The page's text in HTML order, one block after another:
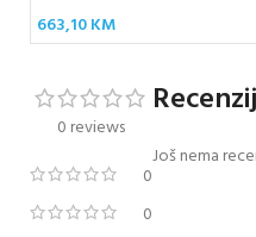
663,10KM
0 reviews
0
0
Još nema